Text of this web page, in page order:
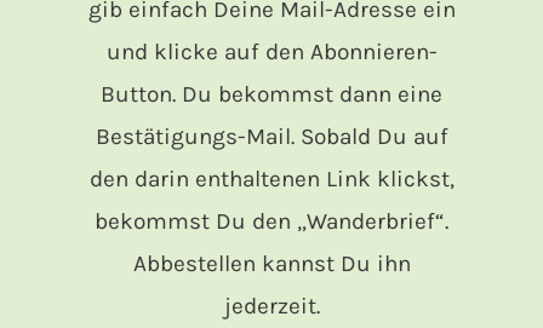
gib einfach Deine Mail-Adresse ein
und klicke auf den Abonnieren-
Button. Du bekommst dann eine
Bestätigungs-Mail. Sobald Du auf
den darin enthaltenen Link klickst,
bekommst Du den „Wanderbrief“.
Abbestellen kannst Du ihn
jederzeit.